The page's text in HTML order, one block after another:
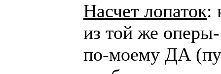
Насчет лопаток:
из той же
по-моему ДА